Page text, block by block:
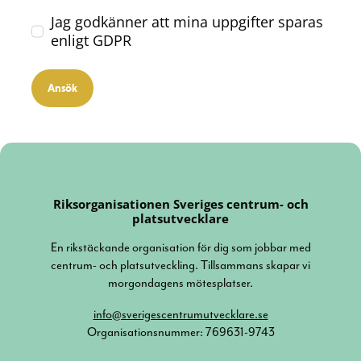
Jag godkänner att mina uppgifter sparas
enligt GDPR
Ansök
Riksorganisationen Sveriges centrum- och
platsutvecklare
En rikstäckande organisation för dig som jobbar med
centrum- och platsutveckling. Tillsammans skapar vi
morgondagens mötesplatser.
info@sverigescentrumutvecklare.se
Organisationsnummer: 769631-9743